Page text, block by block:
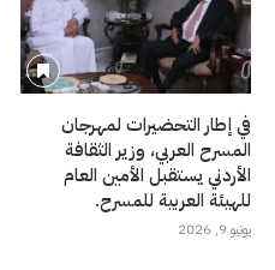
في إطار التحضيرات لمهرجان
المسرح العربي، وزير الثقافة
الأردني يستقبل الأمين العام
للهيئة العربية للمسرح.
يونيو 9, 2026